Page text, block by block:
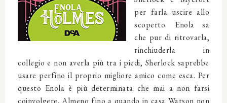
per farla uscire allo
scoperto. Enola sa
che pur di ritrovarla,
rinchiuderla in
collegio e non averla più tra i piedi, Sherlock saprebbe
usare perfino il proprio migliore amico come esca. Per
questo Enola è più determinata che mai a non farsi
coinvolgere. Almeno fino a quando in casa Watson non